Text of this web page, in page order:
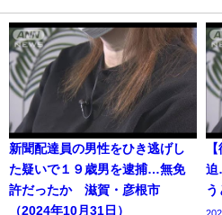
新聞配達員の男性をひき逃げし
た疑いで１９歳男を逮捕…無免
許だったか 滋賀・彦根市
（2024年10月31日）
迫